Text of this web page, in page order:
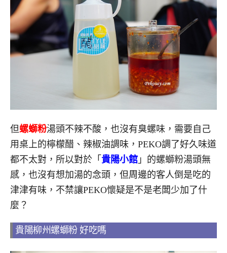
但螺螄粉湯頭不辣不酸，也沒有臭螺味，需要自己
用桌上的檸檬醋、辣椒油調味，PEKO調了好久味道
都不太對，所以對於「 貴陽小館 」的螺螄粉湯頭無
感，也沒有想加湯的念頭，但周邊的客人倒是吃的
津津有味，不禁讓PEKO懷疑是不是老闆少加了什
麼？
貴陽柳州螺螄粉 好吃嗎